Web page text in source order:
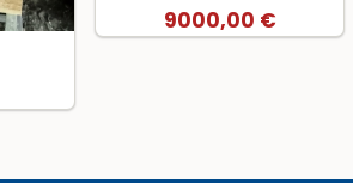
9000,00 €